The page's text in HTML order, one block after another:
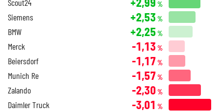
Scout24 %
Siemens +2,53 %
BMW +2,25 %
Merck -1,13 %
Beiersdorf -1,17 %
Munich Re -1,57 %
Zalando -2,30 %
Daimler Truck -3,01 %